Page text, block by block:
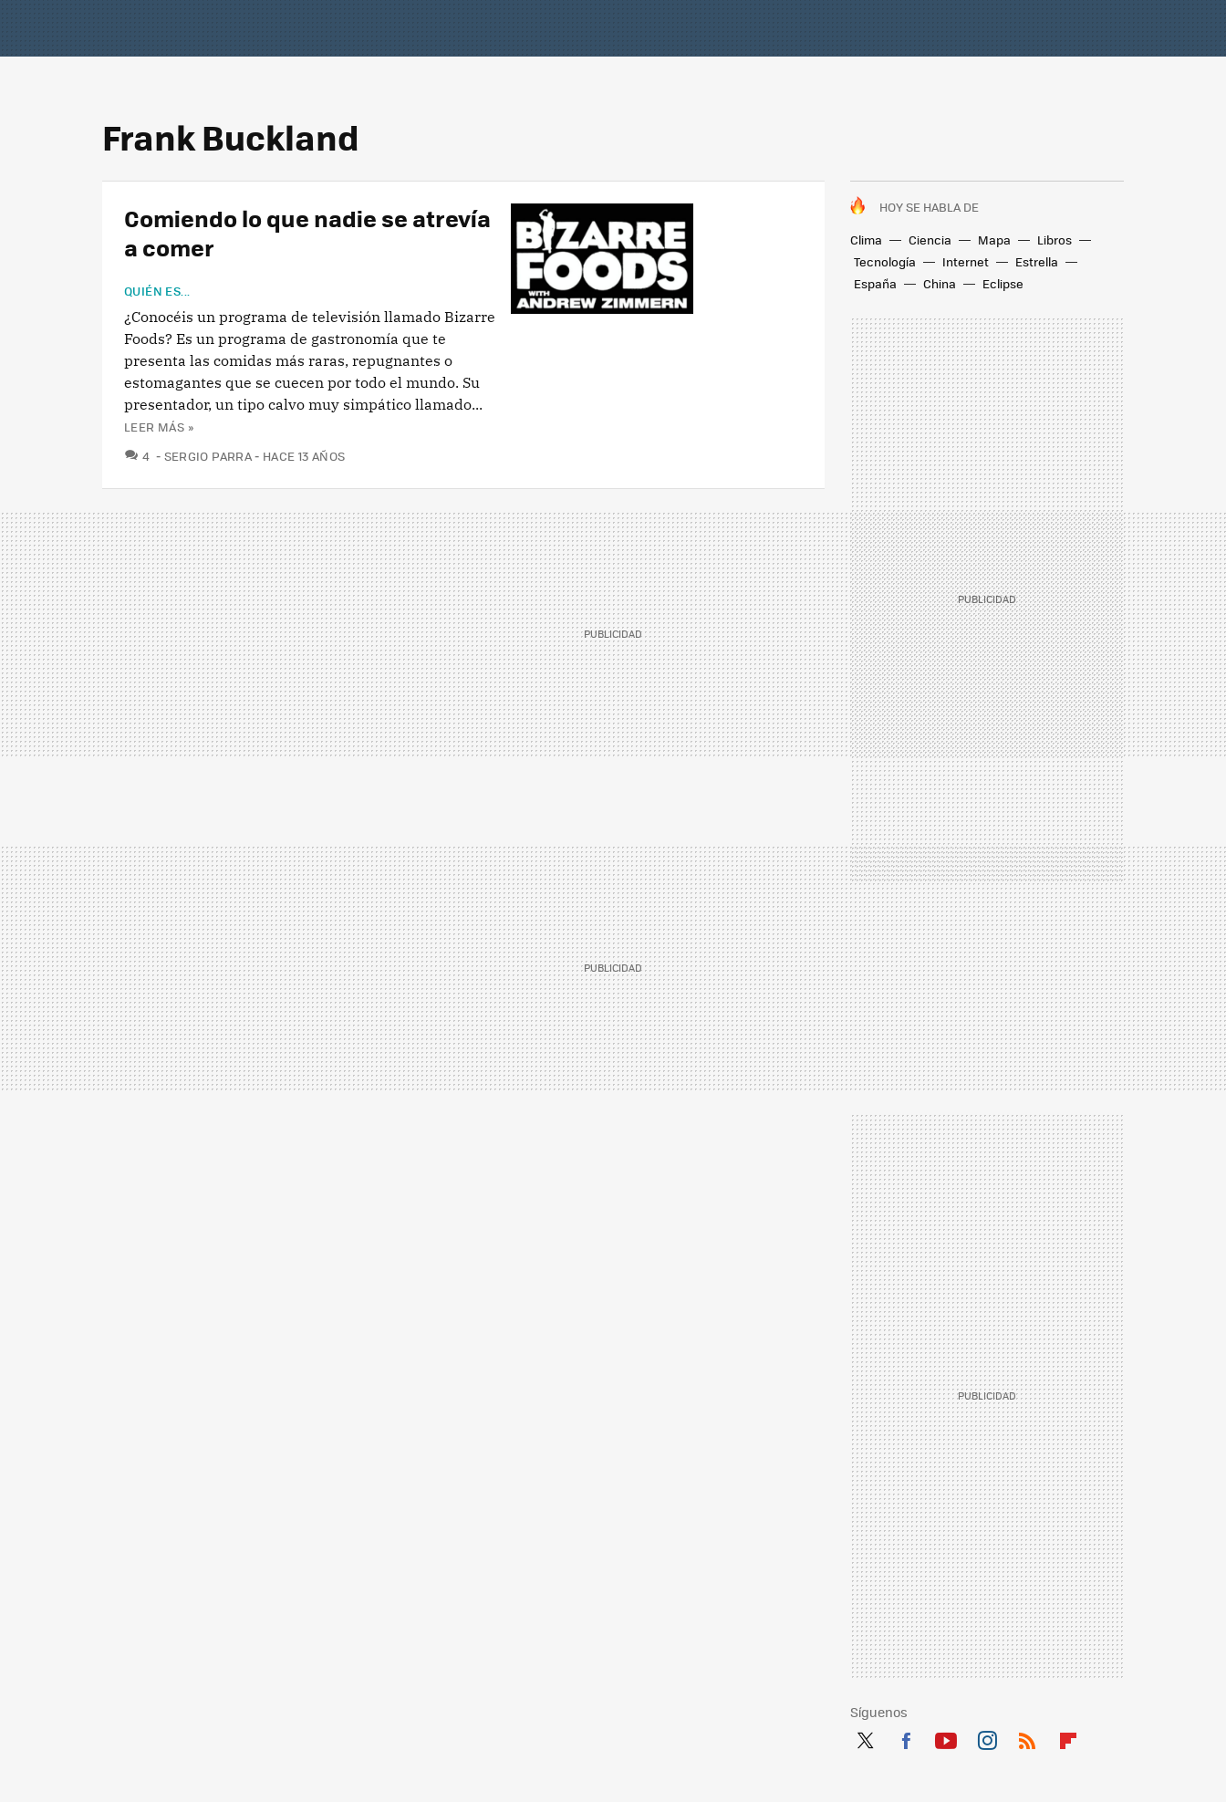
Frank Buckland
HOY SE HABLA DE
Clima
Ciencia Mapa
Libros
Tecnología
Internet
Estrella
España
China Eclipse
Comiendo lo que nadie se atrevía
a comer
QUIÉN ES...
¿Conocéis un programa de televisión llamado Bizarre
Foods? Es un programa de gastronomía que te
presenta las comidas más raras, repugnantes o
estomagantes que se cuecen por todo el mundo. Su
presentador, un tipo calvo muy simpático llamado...
LEER MÁS »
4 COMENTARIOS
SERGIO PARRA HACE 13 AÑOS
Síguenos